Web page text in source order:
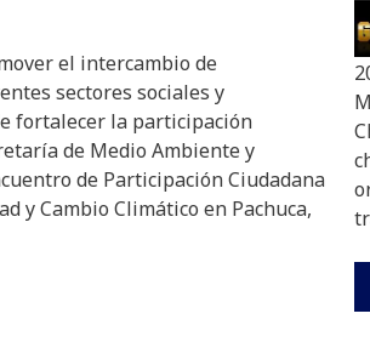
el intercambio de
sectores sociales y
fortalecer la participación
de Medio Ambiente y
de Participación Ciudadana
y Cambio Climático en Pachuca,